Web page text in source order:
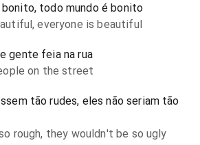
todo mundo é bonito
everyone is beautiful
gente feia na rua
on the street
tão rudes, eles não seriam tão
rough, they wouldn't be so ugly